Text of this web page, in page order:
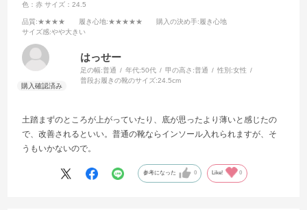
JOGⅡ の耐久性がどの程度あるのかが楽しみです。いずれにしても、
今後の靴は”JOGⅡ"一択に決めることができるのが非常いありがたいで
す。毎日約7,000歩歩くのが日課なので、靴の大事さは痛感しておりま
す。世の外反母趾でお悩み方にぜひぜひお進めてしたい靴です。長く
なりましたが、あまりにも素晴らしいので思わず書いてしまいまし
た。申し訳ありません。
色：赤 サイズ：24.5
品質:★★★★ 履き心地:★★★★★ 購入の決め手:履き心地
サイズ感:やや大きい
はっせー
足の幅:普通 年代:50代 甲の高さ:普通 性別:女性
普段お履きの靴のサイズ:24.5cm
土踏まずのところが上がっていたり、底が思ったより薄いと感じたの
で、改善されるといい。普通の靴ならインソール入れられますが、そ
うもいかないので。
参考になった 0 Like! 0